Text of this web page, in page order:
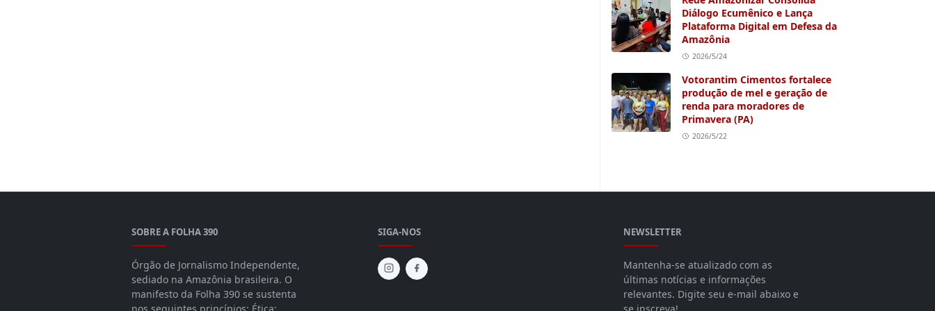
Diálogo Ecumênico e Lança
Plataforma Digital em Defesa da
Amazônia
2026/5/24
Votorantim Cimentos fortalece
produção de mel e geração de
renda para moradores de
Primavera (PA)
2026/5/22
SOBRE A FOLHA 390
Órgão de Jornalismo Independente,
sediado na Amazônia brasileira. O
manifesto da Folha 390 se sustenta
nos seguintes princípios: Ética;
SIGA-NOS NEWSLETTER
Mantenha-se atualizado com as
últimas notícias e informações
relevantes. Digite seu e-mail abaixo e
se inscreva!